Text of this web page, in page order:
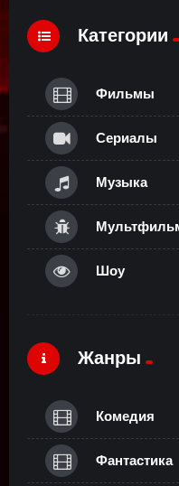
Категории
Фильмы
Сериалы
Музыка
Шоу
Жанры
Комедия
Фантастика